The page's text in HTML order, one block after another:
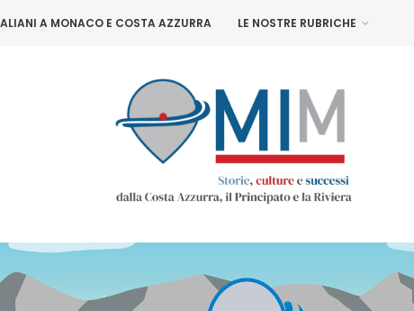
A MONACO E COSTA AZZURRA LE NOSTRE RUBRICHE